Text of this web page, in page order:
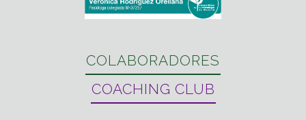
COLABORADORES
COACHING CLUB